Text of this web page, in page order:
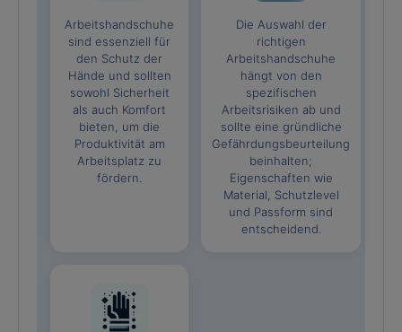
Arbeitshandschuhe
sind essenziell für
den Schutz der
Hände und sollten
sowohl Sicherheit
als auch Komfort
bieten, um die
Produktivität am
Arbeitsplatz zu
fördern.
Die Auswahl der
richtigen
Arbeitshandschuhe
hängt von den
spezifischen
Arbeitsrisiken ab und
sollte eine gründliche
Gefährdungsbeurteilung
beinhalten;
Eigenschaften wie
Material, Schutzlevel
und Passform sind
entscheidend.